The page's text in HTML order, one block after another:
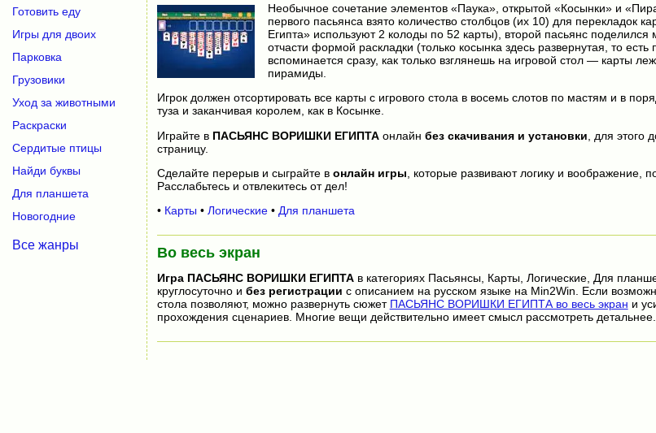
Необычное сочетание элементов «Паука», открытой «Косынки» и
первого пасьянса взято количество столбцов (их 10) для перекладок
Египта» используют 2 колоды по 52 карты), второй пасьянс поделился
отчасти формой раскладки (только косынка здесь развернутая, то есть
вспоминается сразу, как только взглянешь на игровой стол — карты
пирамиды.
Игрок должен отсортировать все карты с игрового стола в восемь слотов по мастям и в
туза и заканчивая королем, как в Косынке.
Играйте в ПАСЬЯНС ВОРИШКИ ЕГИПТАонлайн без скачивания и установки , для этого
страницу.
Сделайте перерыв и сыграйте в онлайн игры , которые развивают логику и воображение,
Расслабьтесь и отвлекитесь от дел!
• Карты • Логические• Для планшета
Во весь экран
Игра ПАСЬЯНС ВОРИШКИ ЕГИПТАв категориях Пасьянсы, Карты, Логические, Для
круглосуточно и без регистрации с описанием на русском языке на Min2Win. Если
стола позволяют, можно развернуть сюжет ПАСЬЯНС ВОРИШКИ ЕГИПТА во весь экран и
прохождения сценариев. Многие вещи действительно имеет смысл рассмотреть детальнее.
Готовить еду
Игры для двоих
Парковка
Грузовики
Уход за животными
Раскраски
Сердитые птицы
Найди буквы
Для планшета
Новогодние
Все жанры